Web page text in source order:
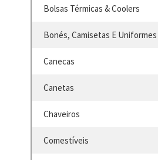
Bolsas Térmicas & Coolers
Bonés, Camisetas E Uniformes
Canecas
Canetas
Chaveiros
Comestíveis